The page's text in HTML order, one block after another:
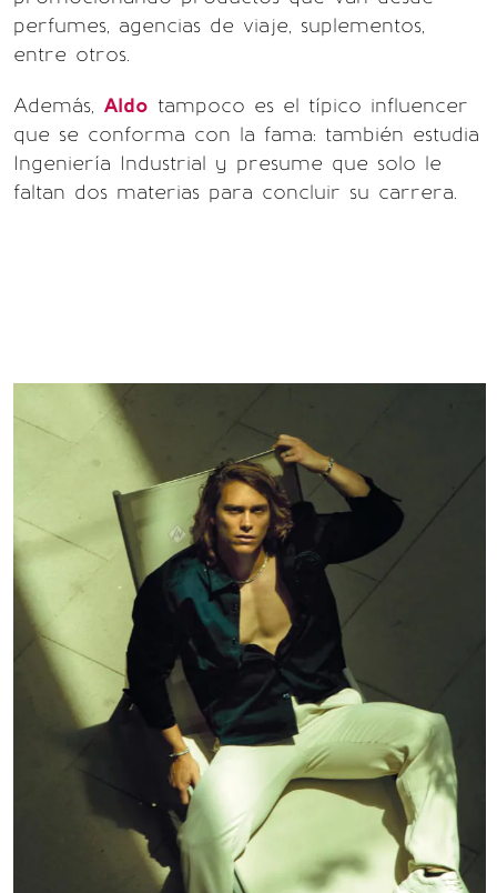
perfumes, agencias de viaje, suplementos,
entre otros.
Además, Aldo tampoco es el típico influencer
que se conforma con la fama: también estudia
Ingeniería Industrial y presume que solo le
faltan dos materias para concluir su carrera.